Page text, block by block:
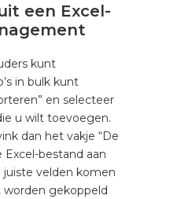
een Excel-
kunt
in bulk kunt
en selecteer
u wilt toevoegen.
dan het vakje “De
bestand aan
juiste velden komen
gekoppeld